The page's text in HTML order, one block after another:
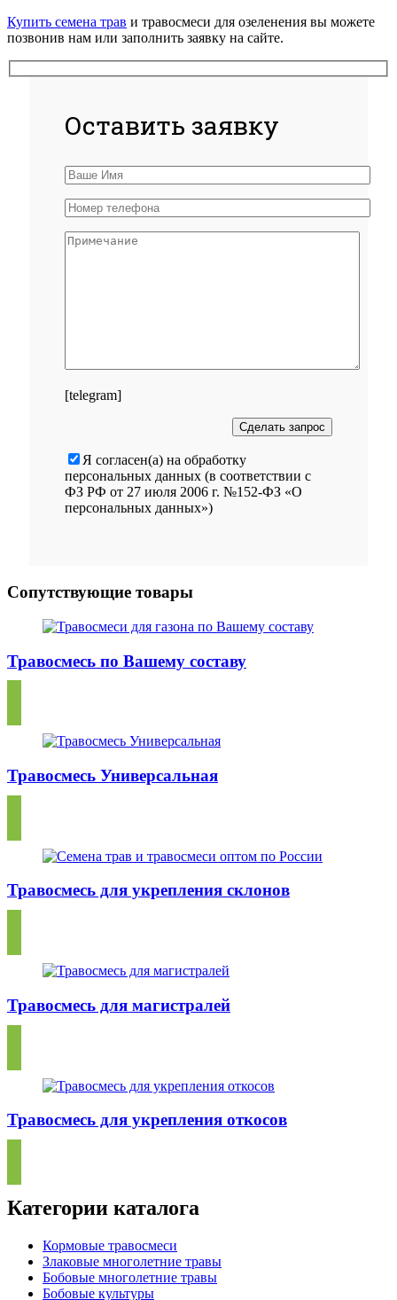
Купить семена трав и травосмеси для озеленения вы можете
позвонив нам или заполнить заявку на сайте.
Оставить заявку
[telegram]
Я согласен(а) на обработку
персональных данных (в соответствии с
ФЗ РФ от 27 июля 2006 г. №152-ФЗ «О
персональных данных»)
Сопутствующие товары
Травосмесь по Вашему составу
Травосмесь Универсальная
Травосмесь для укрепления склонов
Травосмесь для магистралей
Травосмесь для укрепления откосов
Категории каталога
Кормовые травосмеси
Злаковые многолетние травы
Бобовые многолетние травы
Бобовые культуры